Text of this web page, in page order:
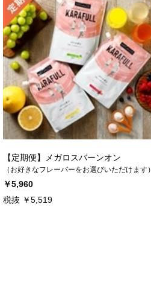
【定期便】メガロスバーンオン
（お好きなフレーバーをお選びいただけます）
￥5,960
税抜 ￥5,519